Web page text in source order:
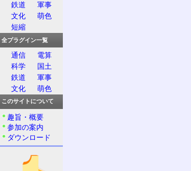
鉄道
軍事
文化
萌色
短縮
全プラグイン一覧
通信
電算
科学
国土
鉄道
軍事
文化
萌色
このサイトについて
趣旨・概要
参加の案内
ダウンロード